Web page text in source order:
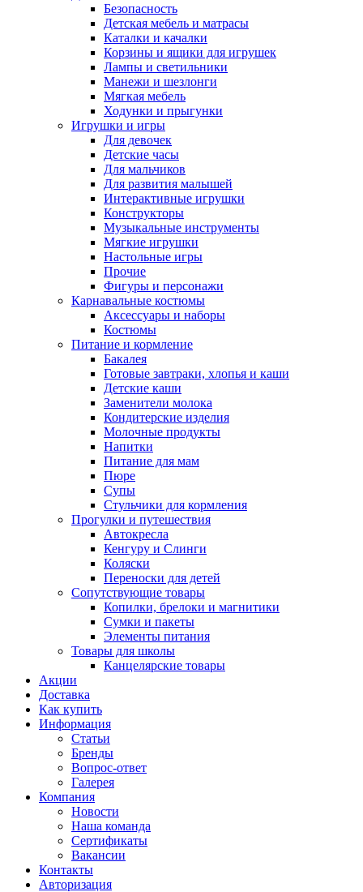
Безопасность
Детская мебель и матрасы
Каталки и качалки
Корзины и ящики для игрушек
Лампы и светильники
Манежи и шезлонги
Мягкая мебель
Ходунки и прыгунки
Игрушки и игры
Для девочек
Детские часы
Для мальчиков
Для развития малышей
Интерактивные игрушки
Конструкторы
Музыкальные инструменты
Мягкие игрушки
Настольные игры
Прочие
Фигуры и персонажи
Карнавальные костюмы
Аксессуары и наборы
Костюмы
Питание и кормление
Бакалея
Готовые завтраки, хлопья и каши
Детские каши
Заменители молока
Кондитерские изделия
Молочные продукты
Напитки
Питание для мам
Пюре
Супы
Стульчики для кормления
Прогулки и путешествия
Автокресла
Кенгуру и Слинги
Коляски
Переноски для детей
Сопутствующие товары
Копилки, брелоки и магнитики
Сумки и пакеты
Элементы питания
Товары для школы
Канцелярские товары
Акции
Доставка
Как купить
Информация
Статьи
Бренды
Вопрос-ответ
Галерея
Компания
Новости
Наша команда
Сертификаты
Вакансии
Контакты
Авторизация